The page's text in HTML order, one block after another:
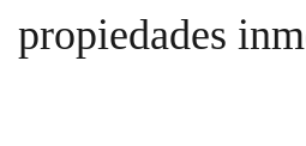
propiedades